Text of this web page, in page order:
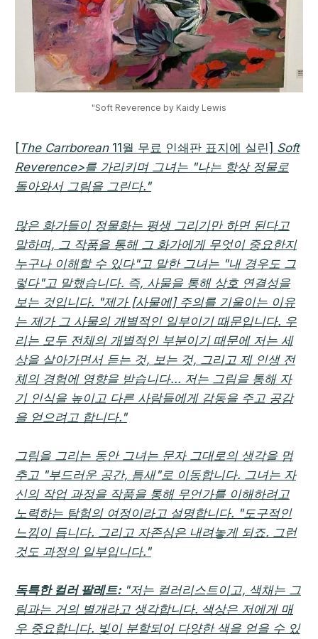
"Soft Reverence by Kaidy Lewis
[The Carrborean11월 무료 인쇄판 표지에 실린] Soft
Reverence>를 가리키며 그녀는 "나는 항상 정물로
돌아와서 그림을 그린다."
많은 화가들이 정물화는 평생 그리기만 하면 된다고
말하며, 그 작품을 통해 그 화가에게 무엇이 중요한지
누구나 이해할 수 있다"고 말한 그녀는 "내 경우도 그
렇다"고 말했습니다. 즉, 사물을 통해 상호 연결성을
보는 것입니다. "제가 [사물에] 주의를 기울이는 이유
는 제가 그 사물의 개별적인 일부이기 때문입니다. 우
리는 모두 전체의 개별적인 부분이기 때문에 저는 세
상을 살아가면서 듣는 것, 보는 것, 그리고 제 인생 전
체의 경험에 영향을 받습니다... 저는 그림을 통해 자
기 인식을 높이고 다른 사람들에게 감동을 주고 공감
을 얻으려고 합니다."
그림을 그리는 동안 그녀는 문자 그대로의 생각을 멈
추고 "부드러운 공간, 틈새"로 이동합니다. 그녀는 자
신의 작업 과정을 작품을 통해 무언가를 이해하려고
노력하는 탐험의 여정이라고 설명합니다. "도구적인
느낌이 듭니다. 그리고 자존심은 내려놓게 되죠. 그런
것도 과정의 일부입니다."
독특한 컬러 팔레트: "저는 컬러리스트이고, 색채는 그
림과는 거의 별개라고 생각합니다. 색상은 저에게 매
우 중요합니다. 빛이 분할되어 다양한 색을 얻을 수 있